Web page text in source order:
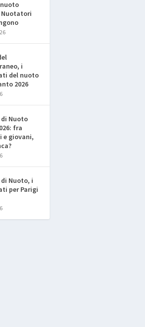
Nuotatori
i
del nuoto
2026
di Nuoto
fra
e giovani,
di Nuoto, i
per Parigi